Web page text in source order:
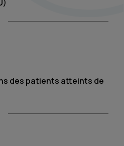
des patients atteints de